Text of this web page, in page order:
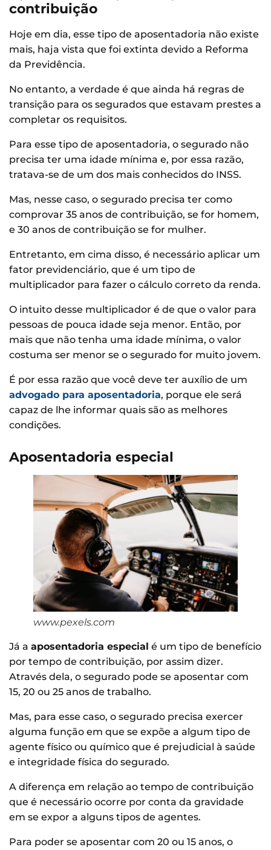
contribuição
Hoje em dia, esse tipo de aposentadoria não existe
mais, haja vista que foi extinta devido a Reforma
da Previdência.
No entanto, a verdade é que ainda há regras de
transição para os segurados que estavam prestes a
completar os requisitos.
Para esse tipo de aposentadoria, o segurado não
precisa ter uma idade mínima e, por essa razão,
tratava-se de um dos mais conhecidos do INSS.
Mas, nesse caso, o segurado precisa ter como
comprovar 35 anos de contribuição, se for homem,
e 30 anos de contribuição se for mulher.
Entretanto, em cima disso, é necessário aplicar um
fator previdenciário, que é um tipo de
multiplicador para fazer o cálculo correto da renda.
O intuito desse multiplicador é de que o valor para
pessoas de pouca idade seja menor. Então, por
mais que não tenha uma idade mínima, o valor
costuma ser menor se o segurado for muito jovem.
É por essa razão que você deve ter auxílio de um
advogado para aposentadoria, porque ele será
capaz de lhe informar quais são as melhores
condições.
Aposentadoria especial
www.pexels.com
Já a aposentadoria especial é um tipo de benefício
por tempo de contribuição, por assim dizer.
Através dela, o segurado pode se aposentar com
15, 20 ou 25 anos de trabalho.
Mas, para esse caso, o segurado precisa exercer
alguma função em que se expõe a algum tipo de
agente físico ou químico que é prejudicial à saúde
e integridade física do segurado.
A diferença em relação ao tempo de contribuição
que é necessário ocorre por conta da gravidade
em se expor a alguns tipos de agentes.
Para poder se aposentar com 20 ou 15 anos, o